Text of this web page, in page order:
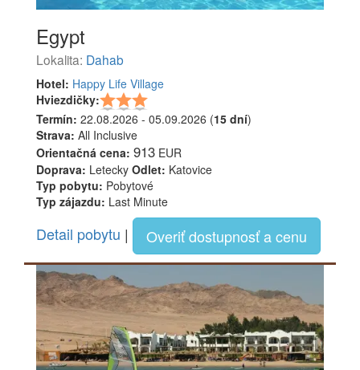
Egypt
Lokalita: Dahab
Hotel: Happy Life Village
Hviezdičky:
Termín: 22.08.2026 - 05.09.2026 (15 dní)
Strava: All Inclusive
Orientačná cena: 913 EUR
Doprava: Letecky Odlet: Katovice
Typ pobytu: Pobytové
Typ zájazdu: Last Minute
Detail pobytu | Overiť dostupnosť a cenu